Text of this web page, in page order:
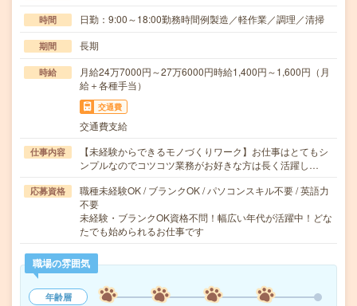
時間 日勤：9:00～18:00勤務時間例製造／軽作業／調理／清掃
期間 長期
時給
月給24万7000円～27万6000円時給1,400円～1,600円（月
給＋各種手当）
交通費
交通費支給
仕事内容
【未経験からできるモノづくりワーク】お仕事はとてもシ
ンプルなのでコツコツ業務がお好きな方は長く活躍し…
応募資格
職種未経験OK / ブランクOK / パソコンスキル不要 / 英語力
不要
未経験・ブランクOK資格不問！幅広い年代が活躍中！どな
たでも始められるお仕事です
職場の雰囲気
年齢層